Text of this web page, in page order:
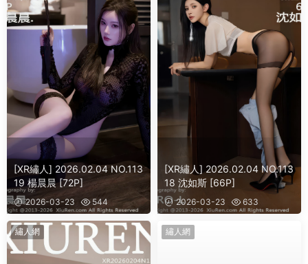
[XR繡人] 2026.02.04 NO.113
19 楊晨晨 [72P]
2026-03-23 544
[XR繡人] 2026.02.04 NO.113
18 沈如斯 [66P]
2026-03-23 633
繡人網 繡人網